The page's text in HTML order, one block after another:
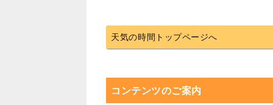
天気の時間トップページへ
コンテンツのご案内